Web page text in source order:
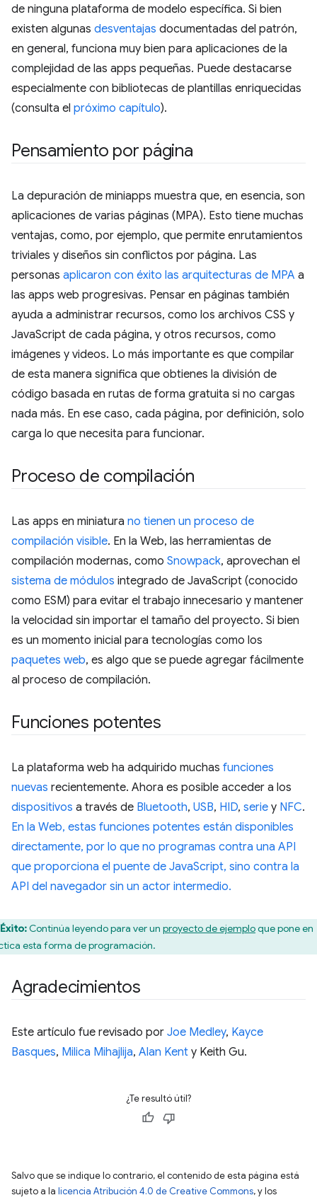
de ninguna plataforma de modelo específica. Si bien
existen algunas desventajas documentadas del patrón,
en general, funciona muy bien para aplicaciones de la
complejidad de las apps pequeñas. Puede destacarse
especialmente con bibliotecas de plantillas enriquecidas
(consulta el próximo capítulo).
Pensamiento por página
La depuración de miniapps muestra que, en esencia, son
aplicaciones de varias páginas (MPA). Esto tiene muchas
ventajas, como, por ejemplo, que permite enrutamientos
triviales y diseños sin conflictos por página. Las
personas aplicaron con éxito las arquitecturas de MPA a
las apps web progresivas. Pensar en páginas también
ayuda a administrar recursos, como los archivos CSS y
JavaScript de cada página, y otros recursos, como
imágenes y videos. Lo más importante es que compilar
de esta manera significa que obtienes la división de
código basada en rutas de forma gratuita si no cargas
nada más. En ese caso, cada página, por definición, solo
carga lo que necesita para funcionar.
Proceso de compilación
Las apps en miniatura no tienen un proceso de
compilación visible. En la Web, las herramientas de
compilación modernas, como Snowpack, aprovechan el
sistema de módulos integrado de JavaScript (conocido
como ESM) para evitar el trabajo innecesario y mantener
la velocidad sin importar el tamaño del proyecto. Si bien
es un momento inicial para tecnologías como los
paquetes web, es algo que se puede agregar fácilmente
al proceso de compilación.
Funciones potentes
La plataforma web ha adquirido muchas funciones
nuevas recientemente. Ahora es posible acceder a los
dispositivos a través de Bluetooth, USB, HID, serie y NFC.
En la Web, estas funciones potentes están disponibles
directamente, por lo que no programas contra una API
que proporciona el puente de JavaScript, sino contra la
API del navegador sin un actor intermedio.
Éxito:Continúa leyendo para ver un proyecto de ejemploque pone en
esta forma de programación.
Agradecimientos
Este artículo fue revisado por Joe Medley, Kayce
Basques, Milica Mihajlija, Alan Kent y Keith Gu.
¿Te resultó útil?
Salvo que se indique lo contrario, el contenido de esta página está
sujeto a la licencia Atribución 4.0 de Creative Commons, y los